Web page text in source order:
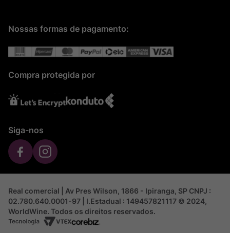
Nossas formas de pagamento:
Compra protegida por
Siga-nos
Real comercial | Av Pres Wilson, 1866 - Ipiranga, SP CNPJ :
02.780.640.0001-97 | I.Estadual : 149457821117 © 2024,
WorldWine. Todos os direitos reservados.